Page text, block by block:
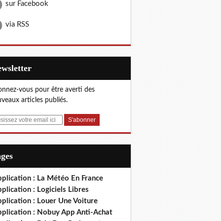
sur Facebook
via RSS
vous pour être averti des
articles publiés.
: La Météo En France
: Logiciels Libres
: Louer Une Voiture
: Nobuy App Anti-Achat